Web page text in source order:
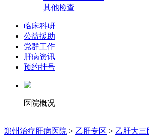
其他检查
临床科研
公益援助
党群工作
肝病资讯
预约挂号
医院概况
郑州治疗肝病医院 > 乙肝专区 > 乙肝大三